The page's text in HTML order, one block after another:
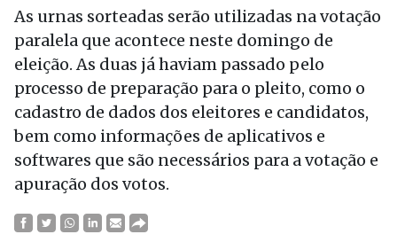
As urnas sorteadas serão utilizadas na votação
paralela que acontece neste domingo de
eleição. As duas já haviam passado pelo
processo de preparação para o pleito, como o
cadastro de dados dos eleitores e candidatos,
bem como informações de aplicativos e
softwares que são necessários para a votação e
apuração dos votos.